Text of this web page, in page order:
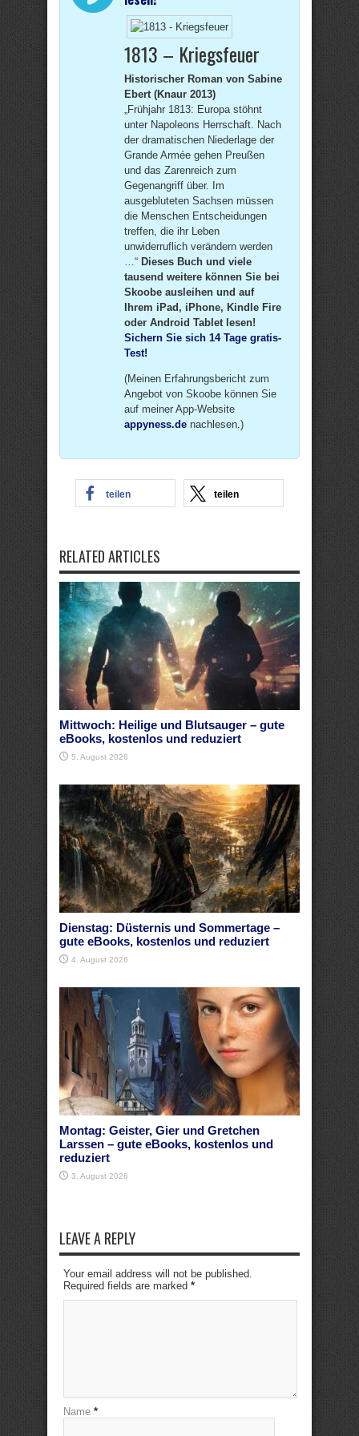
1813 – Kriegsfeuer
Historischer Roman von Sabine
Ebert (Knaur 2013)
„Frühjahr 1813: Europa stöhnt
unter Napoleons Herrschaft. Nach
der dramatischen Niederlage der
Grande Armée gehen Preußen
und das Zarenreich zum
Gegenangriff über. Im
ausgebluteten Sachsen müssen
die Menschen Entscheidungen
treffen, die ihr Leben
unwiderruflich verändern werden
…“ Dieses Buch und viele
tausend weitere können Sie bei
Skoobe ausleihen und auf
Ihrem iPad, iPhone, Kindle Fire
oder Android Tablet lesen!
Sichern Sie sich 14 Tage gratis-
Test!
(Meinen Erfahrungsbericht zum
Angebot von Skoobe können Sie
auf meiner App-Website
appyness.de nachlesen.)
teilen teilen
RELATED ARTICLES
Mittwoch: Heilige und Blutsauger – gute
eBooks, kostenlos und reduziert
5. August 2026
Dienstag: Düsternis und Sommertage –
gute eBooks, kostenlos und reduziert
4. August 2026
Montag: Geister, Gier und Gretchen
Larssen – gute eBooks, kostenlos und
reduziert
3. August 2026
LEAVE A REPLY
Your email address will not be published.
Required fields are marked *
Name *